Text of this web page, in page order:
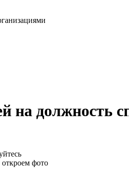
на должность
фото